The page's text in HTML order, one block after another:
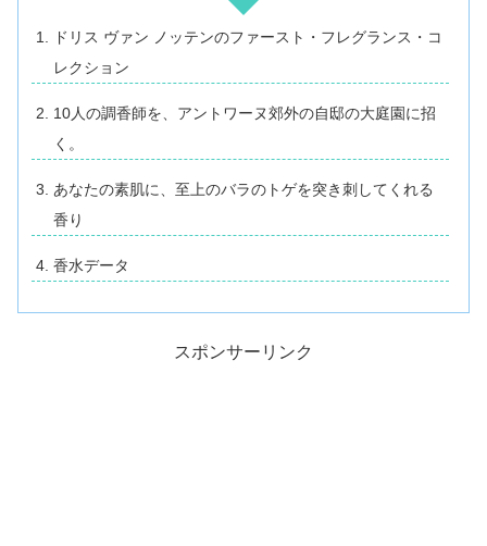
ドリス ヴァン ノッテンのファースト・フレグランス・コ
レクション
10人の調香師を、アントワーヌ郊外の自邸の大庭園に招
く。
あなたの素肌に、至上のバラのトゲを突き刺してくれる
香り
香水データ
スポンサーリンク